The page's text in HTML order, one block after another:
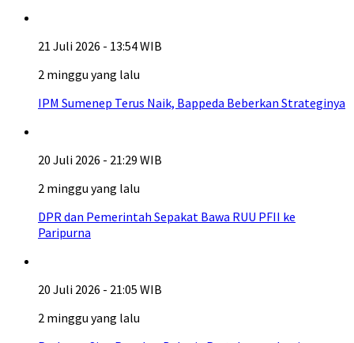
21 Juli 2026 - 13:54 WIB
2 minggu yang lalu
IPM Sumenep Terus Naik, Bappeda Beberkan Strateginya
20 Juli 2026 - 21:29 WIB
2 minggu yang lalu
DPR dan Pemerintah Sepakat Bawa RUU PFII ke
Paripurna
20 Juli 2026 - 21:05 WIB
2 minggu yang lalu